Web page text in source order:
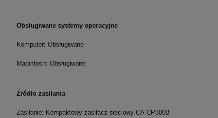
Obsługiwane systemy operacyjne
Komputer: Obsługiwane
Macintosh: Obsługiwane
Źródło zasilania
Zasilanie: Kompaktowy zasilacz sieciowy CA-CP300B